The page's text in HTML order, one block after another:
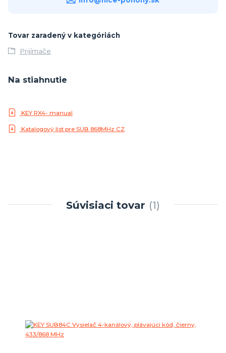
Tovar zaradený v kategóriách
Prijímače
Na stiahnutie
KEY RX4- manual
Katalogový list pre SUB 868MHz CZ
Súvisiaci tovar 1